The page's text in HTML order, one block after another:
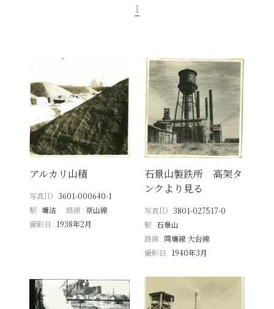
1
アルカリ山積
写真ID 3601-000640-1
駅 塘沽 路線 京山線
撮影日
1938年2月
石景山製鉄所 高架タ
ンクより見る
写真ID 3801-027517-0
駅 石景山
路線 同塘線 大台線
撮影日
1940年3月